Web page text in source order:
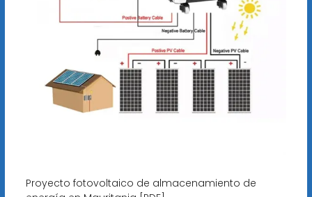
Proyecto fotovoltaico de almacenamiento de